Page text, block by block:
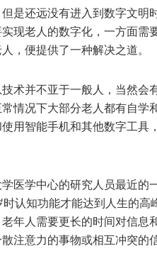
是还远没有进入到数字文明
现老人的数字化，一方面需
，便提供了一种解决之道。
术并不亚于一般人，当然会
情况下大部分老人都有自学
用智能手机和其他数字工具
医学中心的研究人员最近的
认知功能才能达到人生的高
年人需要更长的时间对信息
注意力的事物或相互冲突的